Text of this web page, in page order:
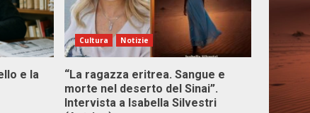
e la
Cultura Notizie
“La ragazza eritrea. Sangue e
morte nel deserto del Sinai”.
Intervista a Isabella Silvestri